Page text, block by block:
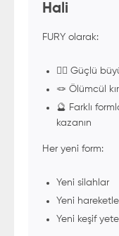
Hali
FURY olarak:
🧙‍♀️ Güçlü
🪢 Ölümcül
🔮 Farklı
kazanın
Her yeni form:
Yeni silahlar
Yeni
Yeni keşif